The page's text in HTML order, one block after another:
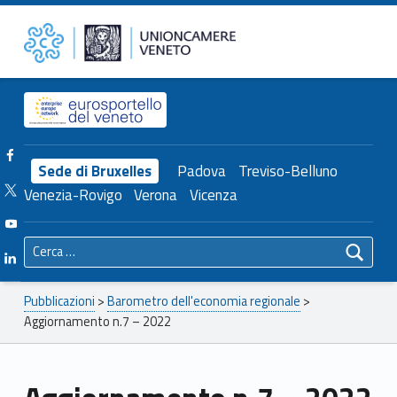
Aggiornamento n.7 – 2022 – Unioncamere del Veneto Unioncamere del Veneto
Header info sidebar
Sede di Bruxelles Padova Treviso-Belluno
Venezia-Rovigo Verona Vicenza
Facebook Unioncamere Veneto
Twitter Unioncamere Veneto
Youtube Unioncamere Veneto
Linkedin Unioncamere Veneto
Ricerca per:
Breadcrumbs navigation
Pubblicazioni >Barometro dell'economia regionale >
Aggiornamento n.7 – 2022